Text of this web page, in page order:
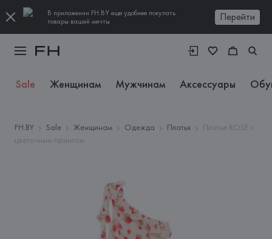
В приложении FH.BY еще удобнее покупать
товары вашей мечты
Перейти
Sale Женщинам Мужчинам Аксессуары
FH.BY Sale Женщинам Одежда Платья
Платье ROSE с
цветочным принтом